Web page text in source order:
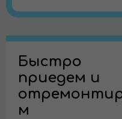
Быстро
приедем и
м